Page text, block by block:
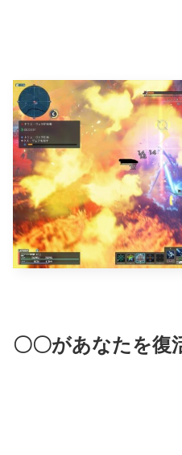
〇〇があなたを復